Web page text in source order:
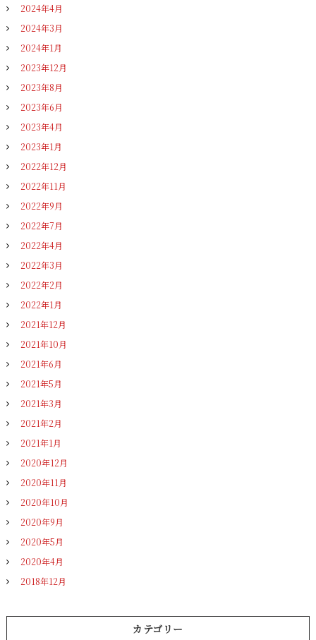
2024年4月
2024年3月
2024年1月
2023年12月
2023年8月
2023年6月
2023年4月
2023年1月
2022年12月
2022年11月
2022年9月
2022年7月
2022年4月
2022年3月
2022年2月
2022年1月
2021年12月
2021年10月
2021年6月
2021年5月
2021年3月
2021年2月
2021年1月
2020年12月
2020年11月
2020年10月
2020年9月
2020年5月
2020年4月
2018年12月
カテゴリー